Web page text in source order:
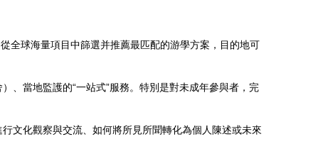
全球海量項目中篩選并推薦最匹配的游學方案，目的地可
、當地監護的“一站式”服務。特別是對未成年參與者，完
文化觀察與交流、如何將所見所聞轉化為個人陳述或未來